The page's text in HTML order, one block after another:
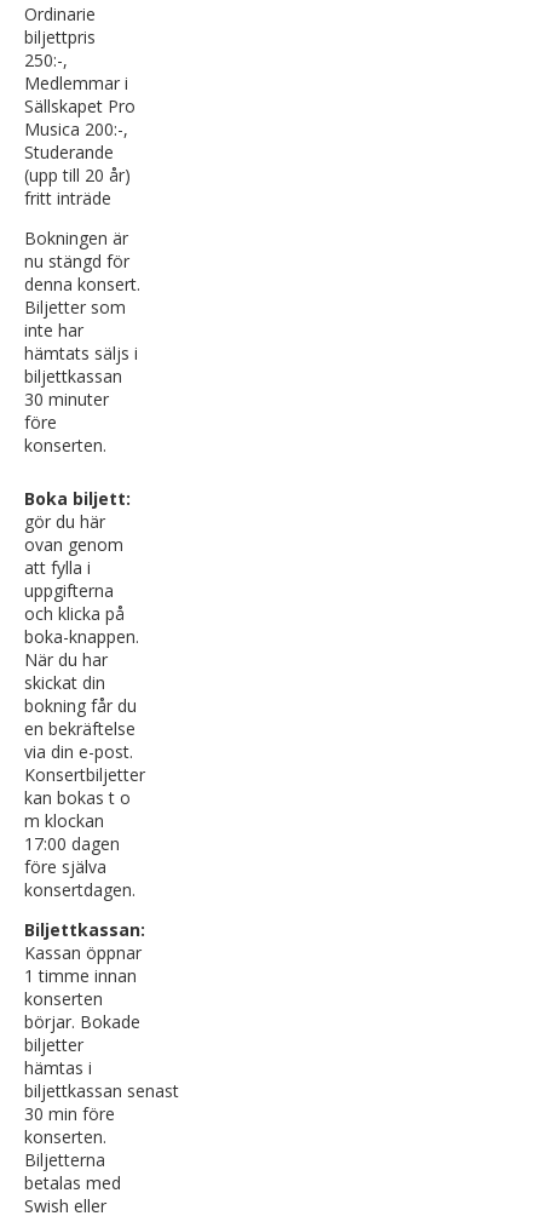
Ordinarie
biljettpris
250:-,
Medlemmar i
Sällskapet Pro
Musica 200:-,
Studerande
(upp till 20 år)
fritt inträde
Bokningen är
nu stängd för
denna konsert.
Biljetter som
inte har
hämtats säljs i
biljettkassan
30 minuter
före
konserten.
Boka biljett:
gör du här
ovan genom
att fylla i
uppgifterna
och klicka på
boka-knappen.
När du har
skickat din
bokning får du
en bekräftelse
via din e-post.
Konsertbiljetter
kan bokas t o
m klockan
17:00 dagen
före själva
konsertdagen.
Biljettkassan:
Kassan öppnar
1 timme innan
konserten
börjar. Bokade
biljetter
hämtas i
biljettkassan senast
30 min före
konserten.
Biljetterna
betalas med
Swish eller